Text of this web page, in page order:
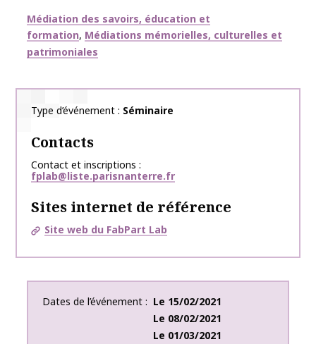
Thématiques
Médiation des savoirs, éducation et
formation Médiations mémorielles, culturelles et
patrimoniales
Type d’événement Séminaire
Contacts
Contact et inscriptions
fplab@liste.parisnanterre.fr
Sites internet de référence
Site web du FabPart Lab
Dates de l’événement Le 15/02/2021
Le 08/02/2021
Le 01/03/2021